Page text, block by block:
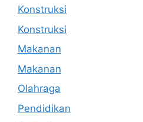
Konstruksi
Konstruksi
Makanan
Makanan
Olahraga
Pendidikan